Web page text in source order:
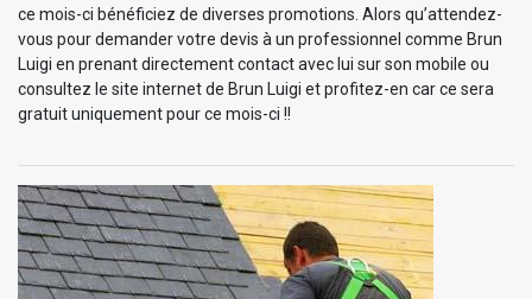
ce mois-ci bénéficiez de diverses promotions. Alors qu’attendez-
vous pour demander votre devis à un professionnel comme Brun
Luigi en prenant directement contact avec lui sur son mobile ou
consultez le site internet de Brun Luigi et profitez-en car ce sera
gratuit uniquement pour ce mois-ci !!